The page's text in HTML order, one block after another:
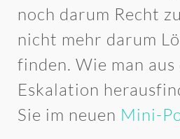
noch darum Recht
nicht mehr darum
finden. Wie man
Eskalation
Sie im neuen Mini-